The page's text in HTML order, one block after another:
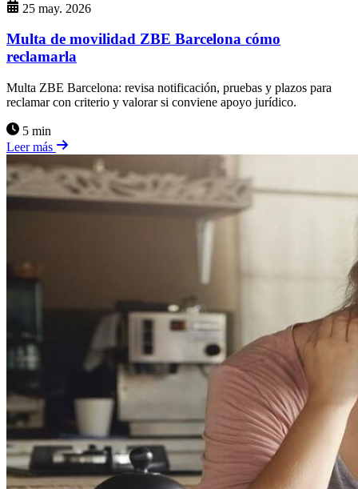
25 may. 2026
Multa de movilidad ZBE Barcelona cómo
reclamarla
Multa ZBE Barcelona: revisa notificación, pruebas y plazos para
reclamar con criterio y valorar si conviene apoyo jurídico.
5 min
Leer más